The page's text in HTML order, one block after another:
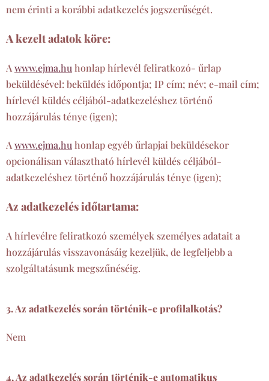
nem érinti a korábbi adatkezelés jogszerűségét.
A kezelt adatok köre:
Awww.ejma.hu honlap hírlevél feliratkozó- űrlap
beküldésével: beküldés időpontja; IP cím; név; e-mail cím;
hírlevél küldés céljából-adatkezeléshez történő
hozzájárulás ténye (igen);
Awww.ejma.hu honlap egyéb űrlapjai beküldésekor
opcionálisan választható hírlevél küldés céljából-
adatkezeléshez történő hozzájárulás ténye (igen);
Az adatkezelés időtartama:
A hírlevélre feliratkozó személyek személyes adatait a
hozzájárulás visszavonásáig kezeljük, de legfeljebb a
szolgáltatásunk megszűnéséig.
3. Az adatkezelés során történik-e profilalkotás?
Nem
4. Az adatkezelés során történik-e automatikus